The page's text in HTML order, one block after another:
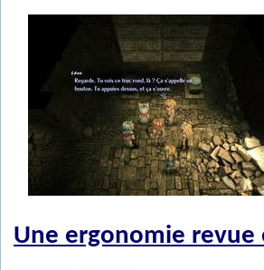
Une ergonomie revue